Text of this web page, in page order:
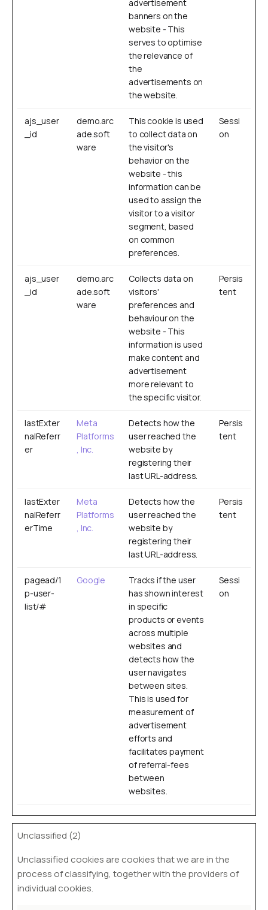
advertisement
banners on the
website - This
serves to optimise
the relevance of
the
advertisements on
the website.
ajs_user
_id
demo.arc
ade.soft
ware
This cookie is used
to collect data on
the visitor's
behavior on the
website - this
information can be
used to assign the
visitor to a visitor
segment, based
on common
preferences.
Sessi
on
ajs_user
_id
demo.arc
ade.soft
ware
Collects data on
visitors'
preferences and
behaviour on the
website - This
information is used
make content and
advertisement
more relevant to
the specific visitor.
Persis
tent
lastExter
nalReferr
er
Meta
Platforms
, Inc.
Detects how the
user reached the
website by
registering their
last URL-address.
Persis
tent
lastExter
nalReferr
erTime
Meta
Platforms
, Inc.
Detects how the
user reached the
website by
registering their
last URL-address.
Persis
tent
pagead/1
p-user-
list/#
Google
Tracks if the user
has shown interest
in specific
products or events
across multiple
websites and
detects how the
user navigates
between sites.
This is used for
measurement of
advertisement
efforts and
facilitates payment
of referral-fees
between
websites.
Sessi
on
Unclassified (2)
Unclassified cookies are cookies that we are in the
process of classifying, together with the providers of
individual cookies.